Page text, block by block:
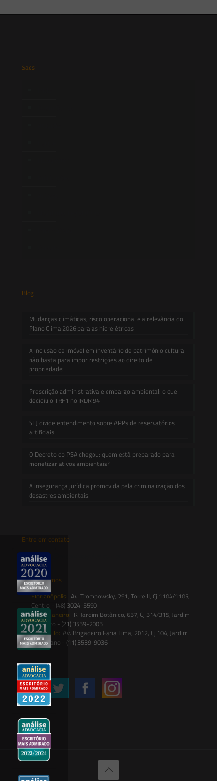
Saes
Blog
Mudanças climáticas, risco operacional e a relevância do
Plano Clima 2026 para as hidrelétricas
A inclusão de imóvel em inventário de patrimônio cultural
não basta para impor restrições ao direito de
propriedade:
Prescrição administrativa e embargo ambiental: o que
decidiu o TRF1 no IRDR 94
STJ divide entendimento sobre APPs de reservatórios
artificiais
O Decreto do PSA chegou: quem está preparado para
monetizar ativos ambientais?
A insegurança jurídica promovida pela criminalização dos
desastres ambientais
Entre em contato
contato@saesadvogados.com.br
Onde estamos
Florianópolis: Av. Trompowsky, 291, Torre II, Cj 1104/1105,
Centro - (48) 3024-5590
Rio de Janeiro: R. Jardim Botânico, 657, Cj 314/315, Jardim
Botânico - (21) 3559-2005
São Paulo: Av. Brigadeiro Faria Lima, 2012, Cj 104, Jardim
Paulistano - (11) 3539-9036
Siga-nos